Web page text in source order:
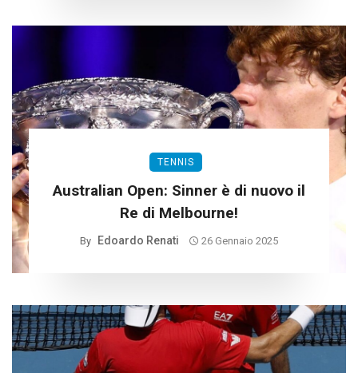
TENNIS
Australian Open: Sinner è di nuovo il
Re di Melbourne!
By Edoardo Renati 26 Gennaio 2025